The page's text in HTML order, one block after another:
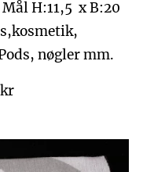
H:11,5 x B:20
nøgler mm.